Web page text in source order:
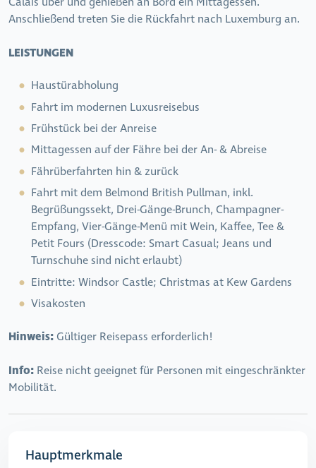
Anschließend treten Sie die Rückfahrt nach Luxemburg an.
LEISTUNGEN
Haustürabholung
Fahrt im modernen Luxusreisebus
Frühstück bei der Anreise
Mittagessen auf der Fähre bei der An- & Abreise
Fährüberfahrten hin & zurück
Fahrt mit dem Belmond British Pullman, inkl.
Begrüßungssekt, Drei-Gänge-Brunch, Champagner-
Empfang, Vier-Gänge-Menü mit Wein, Kaffee, Tee &
Petit Fours (Dresscode: Smart Casual; Jeans und
Turnschuhe sind nicht erlaubt)
Eintritte: Windsor Castle; Christmas at Kew Gardens
Visakosten
Hinweis: Gültiger Reisepass erforderlich!
Info: Reise nicht geeignet für Personen mit eingeschränkter
Mobilität.
Hauptmerkmale